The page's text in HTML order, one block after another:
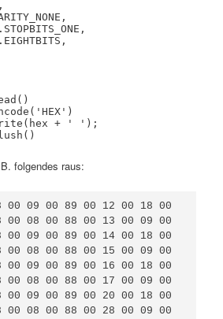
folgendes raus:
00 09 00 89 00 12 00 18 00
00 08 00 88 00 13 00 09 00
00 09 00 89 00 14 00 18 00
00 08 00 88 00 15 00 09 00
00 09 00 89 00 16 00 18 00
00 08 00 88 00 17 00 09 00
00 09 00 89 00 20 00 18 00
00 08 00 88 00 28 00 09 00